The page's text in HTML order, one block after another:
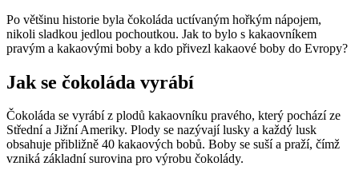
Po většinu historie byla čokoláda uctívaným hořkým nápojem,
nikoli sladkou jedlou pochoutkou. Jak to bylo s kakaovníkem
pravým a kakaovými boby a kdo přivezl kakaové boby do Evropy?
Jak se čokoláda vyrábí
Čokoláda se vyrábí z plodů kakaovníku pravého, který pochází ze
Střední a Jižní Ameriky. Plody se nazývají lusky a každý lusk
obsahuje přibližně 40 kakaových bobů. Boby se suší a praží, čímž
vzniká základní surovina pro výrobu čokolády.